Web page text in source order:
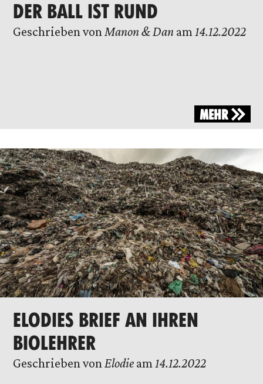
DER BALL IST RUND
Geschrieben von Manon & Danam 14.12.2022
MEHR
ELODIES BRIEF AN IHREN
BIOLEHRER
Geschrieben von Elodieam 14.12.2022